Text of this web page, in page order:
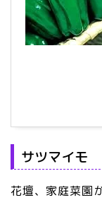
サツマイモ
花壇、家庭菜園